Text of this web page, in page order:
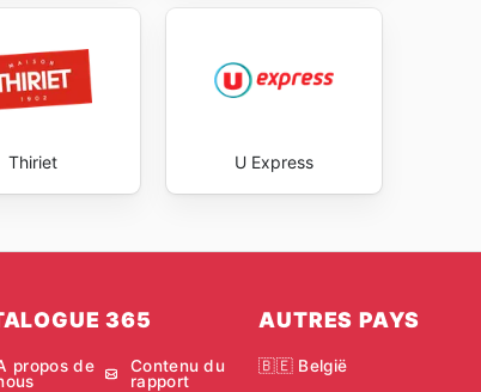
Thiriet U Express
365
propos de
Contenu du
rapport
AUTRES PAYS
🇧🇪 België